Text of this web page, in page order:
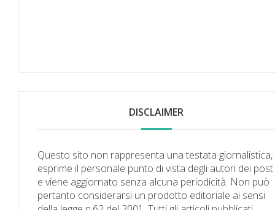
DISCLAIMER
Questo sito non rappresenta una testata giornalistica,
esprime il personale punto di vista degli autori dei post
e viene aggiornato senza alcuna periodicità. Non può
pertanto considerarsi un prodotto editoriale ai sensi